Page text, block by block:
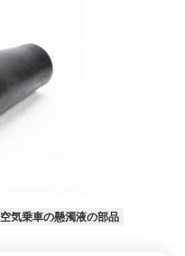
空気乗車の懸濁液の部品